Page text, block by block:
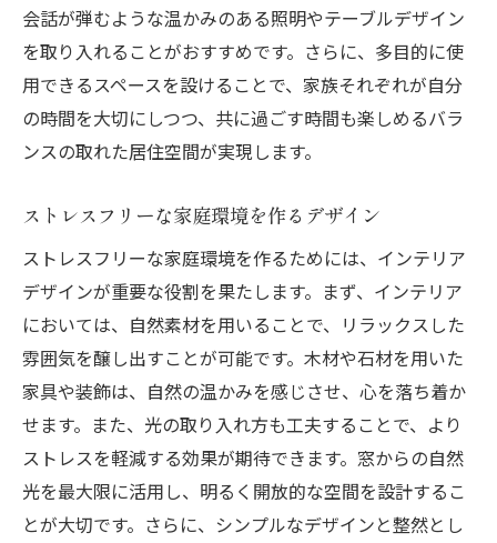
会話が弾むような温かみのある照明やテーブルデザイン
を取り入れることがおすすめです。さらに、多目的に使
用できるスペースを設けることで、家族それぞれが自分
の時間を大切にしつつ、共に過ごす時間も楽しめるバラ
ンスの取れた居住空間が実現します。
ストレスフリーな家庭環境を作るデザイン
ストレスフリーな家庭環境を作るためには、インテリア
デザインが重要な役割を果たします。まず、インテリア
においては、自然素材を用いることで、リラックスした
雰囲気を醸し出すことが可能です。木材や石材を用いた
家具や装飾は、自然の温かみを感じさせ、心を落ち着か
せます。また、光の取り入れ方も工夫することで、より
ストレスを軽減する効果が期待できます。窓からの自然
光を最大限に活用し、明るく開放的な空間を設計するこ
とが大切です。さらに、シンプルなデザインと整然とし